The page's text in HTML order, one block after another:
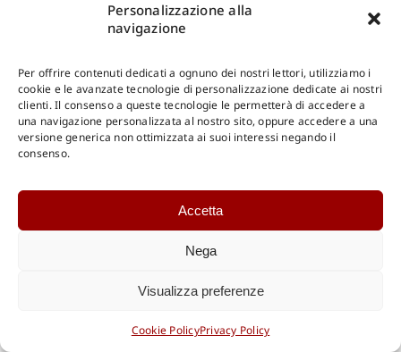
Personalizzazione alla
navigazione
Per offrire contenuti dedicati a ognuno dei nostri lettori, utilizziamo i
cookie e le avanzate tecnologie di personalizzazione dedicate ai nostri
clienti. Il consenso a queste tecnologie le permetterà di accedere a
una navigazione personalizzata al nostro sito, oppure accedere a una
versione generica non ottimizzata ai suoi interessi negando il
consenso.
Accetta
Nega
Visualizza preferenze
Cookie PolicyPrivacy Policy
THROUGH URBAN PROTOTYPING
MARCELLA DEL SIGNORE,
AGENTI CLIMATICI
NICOLA RUSSI
TECHNOLOGICAL NATURE BASED
CHIARA FARINEA
WITH ARCHITECTURE WE ENTER
ARMANDO SICHENZE
NUOVE FORME DELL’ABITARE
CONTEMPORANEO
NICOLA MARTINELLI, IDA GIULIA